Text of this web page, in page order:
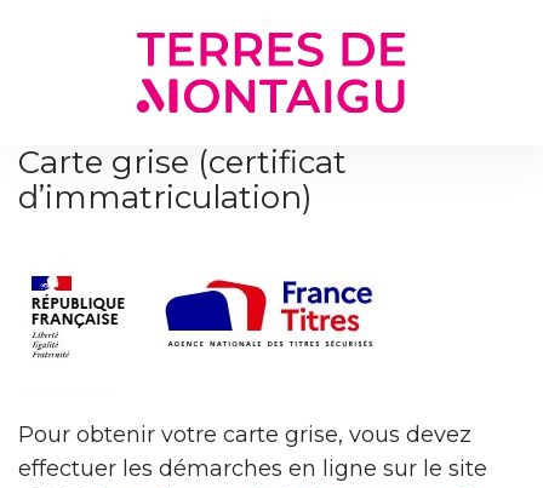
Carte grise (certificat
d’immatriculation)
Pour obtenir votre carte grise, vous devez
effectuer les démarches en ligne sur le site